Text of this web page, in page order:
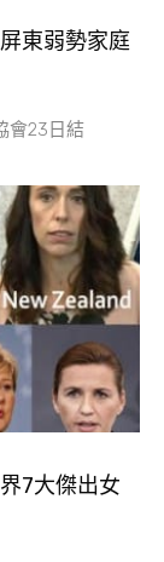
東弱勢家庭
會23日結
7大傑出女